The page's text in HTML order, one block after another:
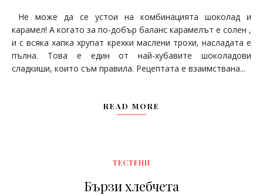
Не може да се устои на комбинацията шоколад и
карамел! А когато за по-добър баланс карамелът е солен ,
и с всяка хапка хрупат крехки маслени трохи, насладата е
пълна. Това е един от най-хубавите шоколадови
сладкиши, които съм правила. Рецептата е взаимствана...
READ MORE
ТЕСТЕНИ
Бързи хлебчета